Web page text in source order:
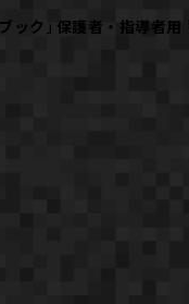
ク」保護者・指導者用